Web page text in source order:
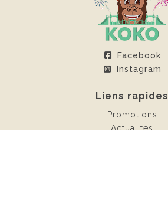
Facebook
Instagram
Liens rapides
Promotions
Actualités